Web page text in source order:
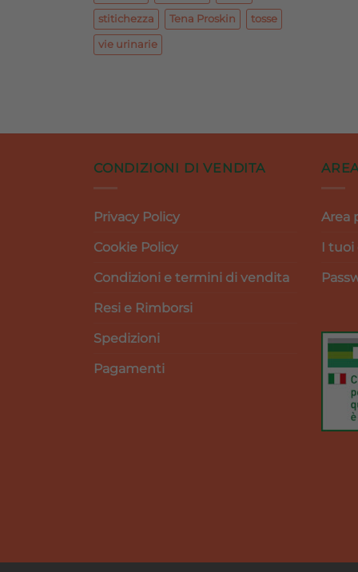
stitichezza Tena Proskin tosse
vie urinarie
CONDIZIONI DI VENDITA
Privacy Policy
Cookie Policy
Condizioni e termini di vendita
Resi e Rimborsi
Spedizioni
Pagamenti
Area
I tuoi